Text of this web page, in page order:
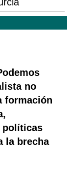
no
formación
políticas
la brecha